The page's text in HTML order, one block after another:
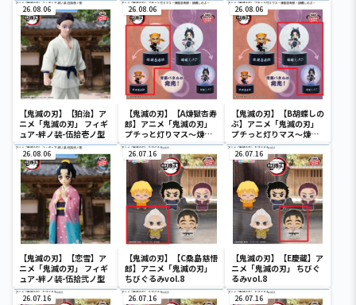
26.08.06
【鬼滅の刃】【狛治】ア
ニメ「鬼滅の刃」 フィギ
ュア-絆ノ装-伍拾壱ノ型
26.08.06
【鬼滅の刃】【A煉獄杏寿
郎】アニメ「鬼滅の刃」
プチっと灯りマス～煉獄
杏寿郎・胡蝶しのぶ～
26.08.06
【鬼滅の刃】【B胡蝶しの
ぶ】アニメ「鬼滅の刃」
プチっと灯りマス～煉獄
杏寿郎・胡蝶しのぶ～
26.08.06
【鬼滅の刃】【恋雪】ア
ニメ「鬼滅の刃」 フィギ
ュア-絆ノ装-伍拾弐ノ型
26.07.16
【鬼滅の刃】【C桑島慈悟
郎】アニメ「鬼滅の刃」
ちびぐるみvol.8
26.07.16
【鬼滅の刃】【E慶蔵】ア
ニメ「鬼滅の刃」 ちびぐ
るみvol.8
26.07.16 26.07.16 26.07.16